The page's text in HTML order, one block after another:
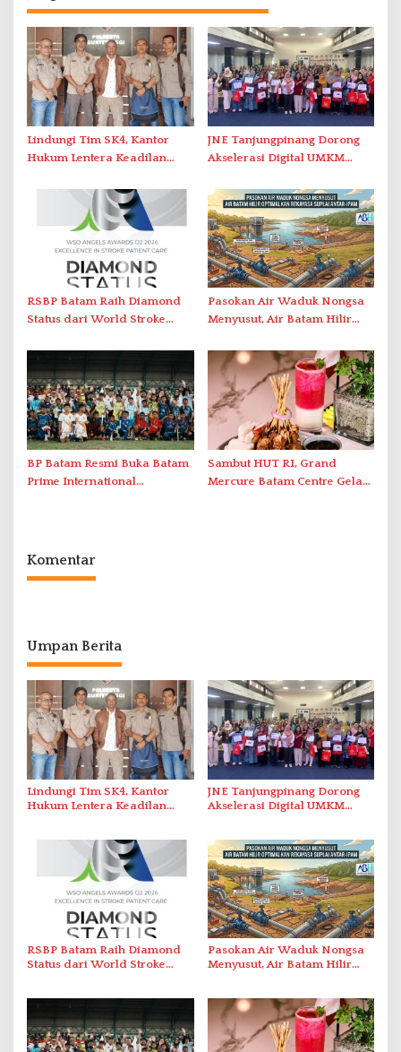
Lindungi Tim SK4, Kantor
Hukum Lentera Keadilan
Perlawanan ke Petugas di
Bukik Batarah
JNE Tanjungpinang Dorong
Akselerasi Digital UMKM
2026
RSBP Batam Raih Diamond
Status dari World Stroke
Berstandar Internasional
Pasokan Air Waduk Nongsa
Menyusut, Air Batam Hilir
Antar-IPAM
BP Batam Resmi Buka Batam
Prime International
Sambut HUT RI, Grand
Mercure Batam Centre Gelar
Komentar
Umpan Berita
Lindungi Tim SK4, Kantor
Hukum Lentera Keadilan
Bukik Batarah
JNE Tanjungpinang Dorong
Akselerasi Digital UMKM
RSBP Batam Raih Diamond
Status dari World Stroke
Berstandar Internasional
Pasokan Air Waduk Nongsa
Menyusut, Air Batam Hilir